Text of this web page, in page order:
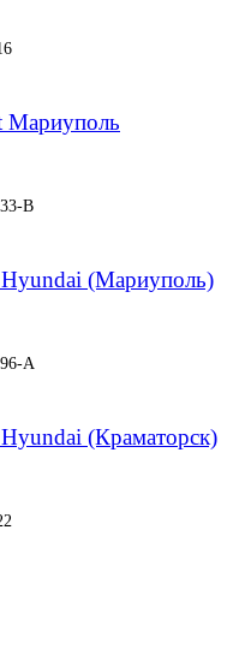
Мариуполь
В
Hyundai (Мариуполь)
А
(Краматорск)